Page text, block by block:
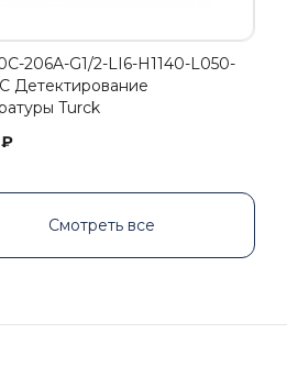
206A-G1/2-LI6-H1140-L050-
Детектирование
Turck
₽
Смотреть все